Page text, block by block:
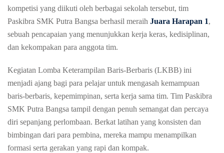
kompetisi yang diikuti oleh berbagai sekolah tersebut, tim
Paskibra SMK Putra Bangsa berhasil meraih Juara Harapan 1,
sebuah pencapaian yang menunjukkan kerja keras, kedisiplinan,
dan kekompakan para anggota tim.
Kegiatan Lomba Keterampilan Baris-Berbaris (LKBB) ini
menjadi ajang bagi para pelajar untuk mengasah kemampuan
baris-berbaris, kepemimpinan, serta kerja sama tim. Tim Paskibra
SMK Putra Bangsa tampil dengan penuh semangat dan percaya
diri sepanjang perlombaan. Berkat latihan yang konsisten dan
bimbingan dari para pembina, mereka mampu menampilkan
formasi serta gerakan yang rapi dan kompak.